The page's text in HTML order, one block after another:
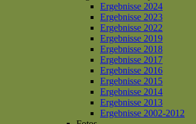
Ergebnisse 2024
Ergebnisse 2023
Ergebnisse 2022
Ergebnisse 2019
Ergebnisse 2018
Ergebnisse 2017
Ergebnisse 2016
Ergebnisse 2015
Ergebnisse 2014
Ergebnisse 2013
Ergebnisse 2002-2012